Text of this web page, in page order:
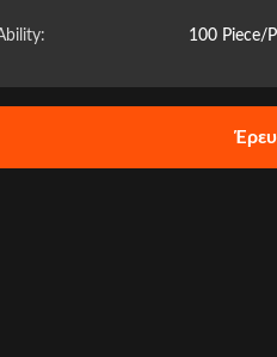
100 Piece/